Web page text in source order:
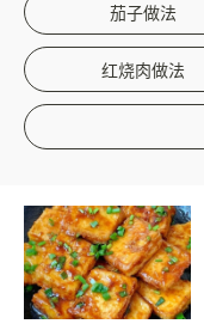
茄子做法
红烧肉做法